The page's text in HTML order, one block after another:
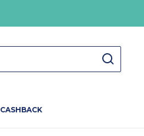
CASHBACK